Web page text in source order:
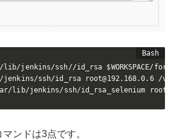
jenkins/ssh//id_rsa $WORKSPACE
lib/jenkins/ssh/id_rsa_selenium
ンドは3点です。